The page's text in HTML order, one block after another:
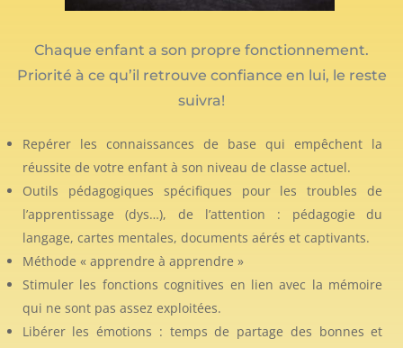
Chaque enfant a son propre fonctionnement.
Priorité à ce qu’il retrouve confiance en lui, le reste
suivra!
Repérer les connaissances de base qui empêchent la
réussite de votre enfant à son niveau de classe actuel.
Outils pédagogiques spécifiques pour les troubles de
l’apprentissage (dys…), de l’attention : pédagogie du
langage, cartes mentales, documents aérés et captivants.
Méthode « apprendre à apprendre »
Stimuler les fonctions cognitives en lien avec la mémoire
qui ne sont pas assez exploitées.
Libérer les émotions : temps de partage des bonnes et